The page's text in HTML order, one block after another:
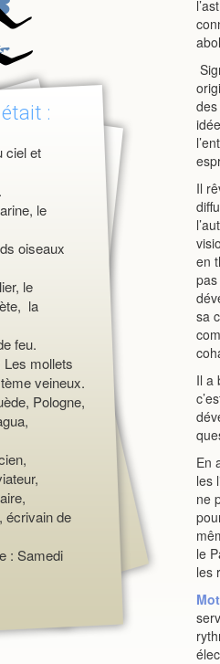
:
ciel et
le
oiseaux
le
la
feu.
Les mollets
veineux.
Pologne,
écrivain de
: Samedi
Il
en
sa
Il a
En
les
ne
le
les